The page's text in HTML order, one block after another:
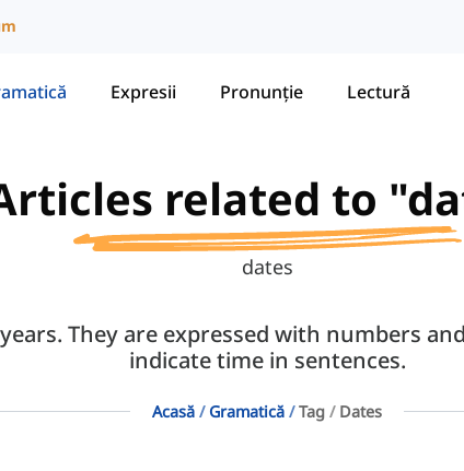
Expresii Pronunție Lectură
related to
dates
They are expressed with numbers
indicate time in sentences.
Acasă Gramatică Tag Dates